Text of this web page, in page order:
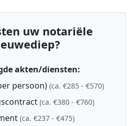
uw notariële
akten/diensten:
persoon) (ca. €285 - €570)
(ca. €380 - €760)
(ca. €237 - €475)